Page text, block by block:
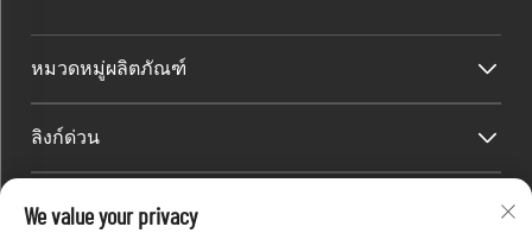
หมวดหมู่ผลิตภัณฑ์
ลิงก์ด่วน
ข้อมูลติดต่อ
We value your privacy